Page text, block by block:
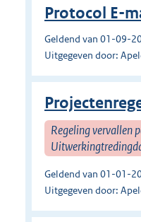
Protocol E-
Geldend van 01-09-
Uitgegeven door:
Regeling
Geldend van 01-01-
Uitgegeven door: